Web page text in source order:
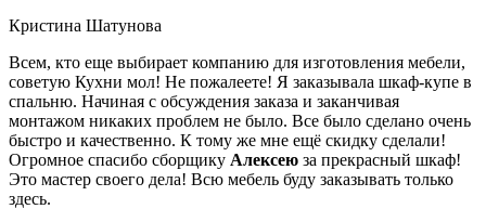
Кристина Шатунова
Всем, кто еще выбирает компанию для изготовления мебели,
советую Кухни мол! Не пожалеете! Я заказывала шкаф-купе в
спальню. Начиная с обсуждения заказа и заканчивая
монтажом никаких проблем не было. Все было сделано очень
быстро и качественно. К тому же мне ещё скидку сделали!
Огромное спасибо сборщику Алексею за прекрасный шкаф!
Это мастер своего дела! Всю мебель буду заказывать только
здесь.